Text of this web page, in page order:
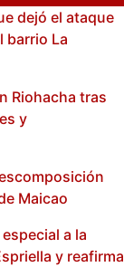
dejó el ataque
barrio La
Riohacha tras
y
Maicao
a la
y reafirma